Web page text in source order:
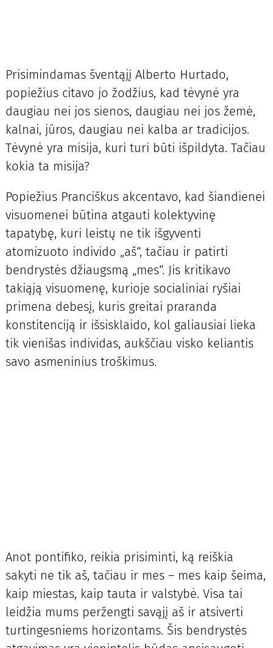
Prisimindamas šventąjį Alberto Hurtado,
popiežius citavo jo žodžius, kad tėvynė yra
daugiau nei jos sienos, daugiau nei jos žemė,
kalnai, jūros, daugiau nei kalba ar tradicijos.
Tėvynė yra misija, kuri turi būti išpildyta. Tačiau
kokia ta misija?
Popiežius Pranciškus akcentavo, kad šiandienei
visuomenei būtina atgauti kolektyvinę
tapatybę, kuri leistų ne tik išgyventi
atomizuoto individo „aš“, tačiau ir patirti
bendrystės džiaugsmą „mes“. Jis kritikavo
takiąją visuomenę, kurioje socialiniai ryšiai
primena debesį, kuris greitai praranda
konstitenciją ir išsisklaido, kol galiausiai lieka
tik vienišas individas, aukščiau visko keliantis
savo asmeninius troškimus.
Anot pontifiko, reikia prisiminti, ką reiškia
sakyti ne tik aš, tačiau ir mes – mes kaip šeima,
kaip miestas, kaip tauta ir valstybė. Visa tai
leidžia mums peržengti savąjį aš ir atsiverti
turtingesniems horizontams. Šis bendrystės